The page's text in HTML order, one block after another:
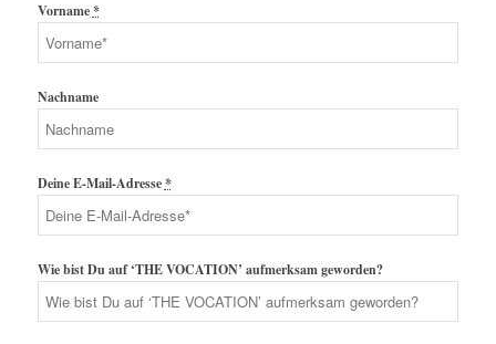
Vorname*
Nachname
Deine E-Mail-Adresse*
Wie bist Du auf ‘THE VOCATION’ aufmerksam geworden?